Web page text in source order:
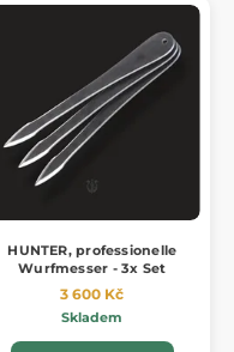
HUNTER, professionelle
Wurfmesser - 3x Set
3 600 Kč
Skladem